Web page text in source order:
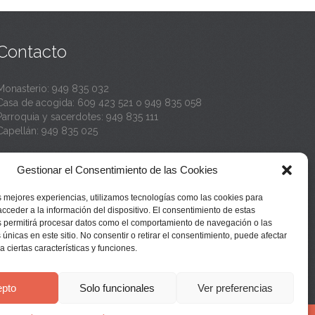
Gestionar el Consentimiento de las Cookies
mejores experiencias, utilizamos tecnologías como las cookies para
a la información del dispositivo. El consentimiento de estas
permitirá procesar datos como el comportamiento de navegación o las
en este sitio. No consentir o retirar el consentimiento, puede afectar
ciertas características y funciones.
Solo funcionales Ver preferencias
949 835 032
de acogida: 609 423 521 o 949 835 058
y sacerdotes: 949 835 111
949 835 025
Monasterio:monasterio@buenafuente.org
de acogida:acogida@buenafuente.org
Moreno:angel@buenafuente.org